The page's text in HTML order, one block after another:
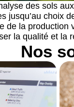
des sols
jusqu’au choix
de la production
la qualité et la
Nos